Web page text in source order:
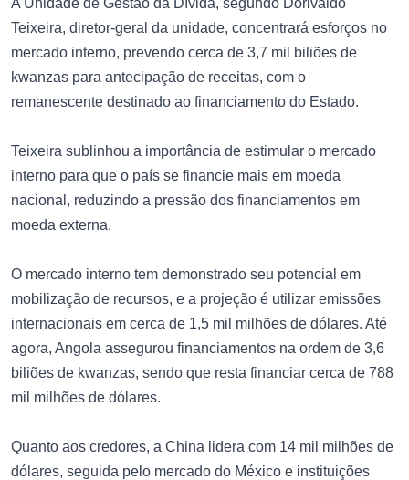
A Unidade de Gestão da Dívida, segundo Dorivaldo
Teixeira, diretor-geral da unidade, concentrará esforços no
mercado interno, prevendo cerca de 3,7 mil biliões de
kwanzas para antecipação de receitas, com o
remanescente destinado ao financiamento do Estado.
Teixeira sublinhou a importância de estimular o mercado
interno para que o país se financie mais em moeda
nacional, reduzindo a pressão dos financiamentos em
moeda externa.
O mercado interno tem demonstrado seu potencial em
mobilização de recursos, e a projeção é utilizar emissões
internacionais em cerca de 1,5 mil milhões de dólares. Até
agora, Angola assegurou financiamentos na ordem de 3,6
biliões de kwanzas, sendo que resta financiar cerca de 788
mil milhões de dólares.
Quanto aos credores, a China lidera com 14 mil milhões de
dólares, seguida pelo mercado do México e instituições